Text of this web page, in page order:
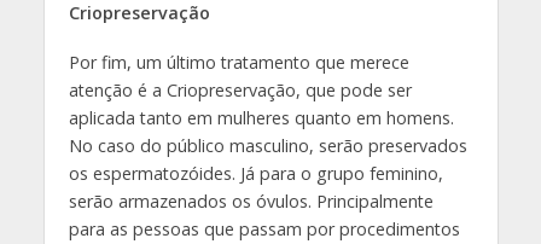
Criopreservação
Por fim, um último tratamento que merece
atenção é a Criopreservação, que pode ser
aplicada tanto em mulheres quanto em homens.
No caso do público masculino, serão preservados
os espermatozóides. Já para o grupo feminino,
serão armazenados os óvulos. Principalmente
para as pessoas que passam por procedimentos